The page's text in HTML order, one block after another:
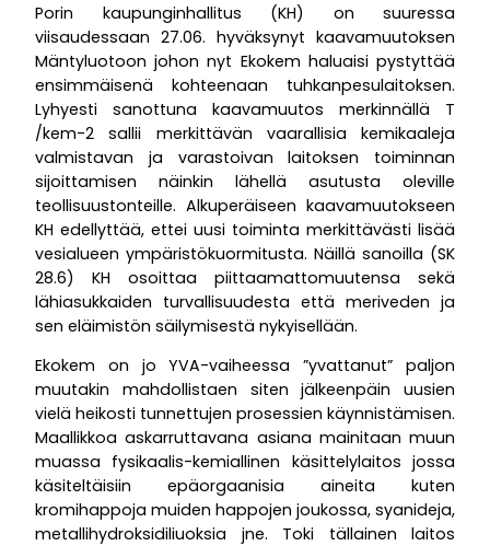
Porin kaupunginhallitus (KH) on suuressa
viisaudessaan 27.06. hyväksynyt kaavamuutoksen
Mäntyluotoon johon nyt Ekokem haluaisi pystyttää
ensimmäisenä kohteenaan tuhkanpesulaitoksen.
Lyhyesti sanottuna kaavamuutos merkinnällä T
/kem-2 sallii merkittävän vaarallisia kemikaaleja
valmistavan ja varastoivan laitoksen toiminnan
sijoittamisen näinkin lähellä asutusta oleville
teollisuustonteille. Alkuperäiseen kaavamuutokseen
KH edellyttää, ettei uusi toiminta merkittävästi lisää
vesialueen ympäristökuormitusta. Näillä sanoilla (SK
28.6) KH osoittaa piittaamattomuutensa sekä
lähiasukkaiden turvallisuudesta että meriveden ja
sen eläimistön säilymisestä nykyisellään.
Ekokem on jo YVA-vaiheessa ”yvattanut” paljon
muutakin mahdollistaen siten jälkeenpäin uusien
vielä heikosti tunnettujen prosessien käynnistämisen.
Maallikkoa askarruttavana asiana mainitaan muun
muassa fysikaalis-kemiallinen käsittelylaitos jossa
käsiteltäisiin epäorgaanisia aineita kuten
kromihappoja muiden happojen joukossa, syanideja,
metallihydroksidiliuoksia jne. Toki tällainen laitos